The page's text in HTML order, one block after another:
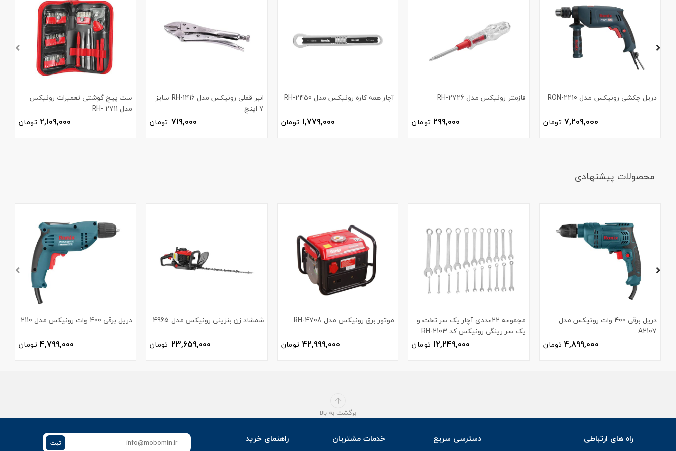
دریل چکشی رونیکس مدل RON-2210
7,209,000 تومان
فازمتر رونیکس مدل RH-2726
299,000 تومان
آچار همه کاره رونیکس مدل RH-2450
1,779,000 تومان
انبر قفلی رونیکس مدل RH-1416 سایز
7 اینچ
719,000 تومان
ست پیچ گوشتی تعمیرات رونیکس
مدل 2711 -RH
2,109,000 تومان
محصولات پیشنهادی
دریل برقی 400 وات رونیکس مدل
A2107
4,899,000 تومان
مجموعه 22عددی آچار یک سر تخت و
یک سر رینگی رونیکس کد RH-2103
12,249,000 تومان
موتور برق رونیکس مدل RH-4708
42,999,000 تومان
شمشاد زن بنزینی رونیکس مدل 4965
23,659,000 تومان
دریل برقی 400 وات رونیکس مدل 2110
4,799,000 تومان
برگشت به بالا
راه های ارتباطی
دسترسی سریع خدمات مشتریان راهنمای خرید ثبت